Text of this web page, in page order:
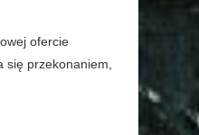
ofercie
się przekonaniem,